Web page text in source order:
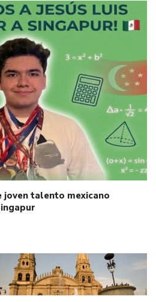
joven talento mexicano